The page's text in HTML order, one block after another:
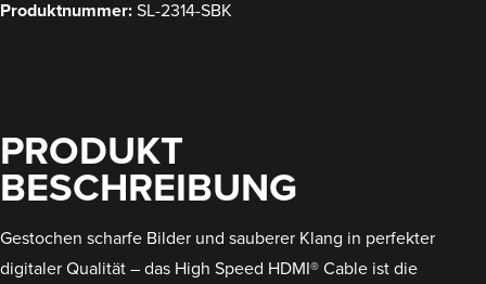
Produktnummer:SL-2314-SBK
PRODUKT
BESCHREIBUNG
Gestochen scharfe Bilder und sauberer Klang in perfekter
digitaler Qualität – das High Speed HDMI® Cable ist die